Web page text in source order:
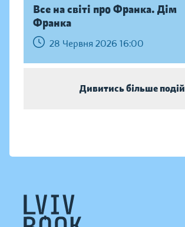
Все на світі про Франка. Дім
Франка
28 Червня 2026 16:00
Дивитись більше подій